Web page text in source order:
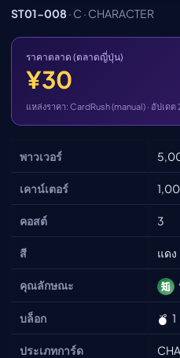
ST01-008 · C · CHARACTER
ราคาตลาด (ตลาดญี่ปุ่น)
¥30
แหล่งราคา: CardRush (manual) · อัปเ
พาวเวอร์
เคาน์เตอร์
คอสต์ 3
สี แดง
คุณลักษณะ
บล็อก 1
ประเภทการ์ด